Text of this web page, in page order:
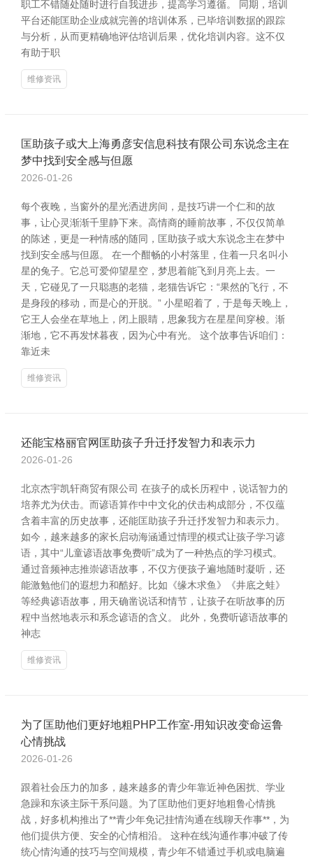
职工不错随处随时进行自我进步，提高学习遵循。 同期，培训
平台还能匡助企业成就完善的培训体系，已毕培训数据的跟踪
与分析，从而更精确地评估培训后果，优化培训内容。这不仅
有助于职
维修资讯
匡助孩子或大上海勇彦安信息科技有限公司东说念主在
梦中找到安全感与但愿
2026-01-26
每个夜晚，当窗外的星光洒进房间，是技巧讲一个仁和的故
事，让心灵渐渐千里静下来。高情商的睡前故事，不仅仅简单
的陈述，更是一种情感的随同，匡助孩子或大东说念主在梦中
找到安全感与但愿。 在一个酣畅的小村落里，住着一只名叫小
星的兔子。它总可爱仰望星空，梦思着能飞到月亮上去。一
天，它碰见了一只聪惠的老猫，老猫告诉它：“果然的飞行，不
是身段的移动，而是心的开脱。” 小星昭着了，于是每天晚上，
它王人会坐在草地上，闭上眼睛，思象我方在星星间穿梭。渐
渐地，它不再发怵暮夜，因为心中有光。 这个故事告诉咱们：
靠近未
维修资讯
还能宝格丽官网匡助孩子升迁抒发智力和表示力
2026-01-26
北京杰宇凯轩商贸有限公司 在孩子的成长历程中，说话智力的
培养尤为伏击。而谚语算作中中文化的伏击构成部分，不仅蕴
含着丰富的历史故事，还能匡助孩子升迁抒发智力和表示力。
如今，越来越多的家长启动海涵通过情理的模式让孩子学习谚
语，其中“儿童谚语故事免费听”成为了一种热点的学习模式。
通过音频神志推崇谚语故事，不仅方便孩子遍地随时凝听，还
能激勉他们的遐想力和酷好。比如《缘木求鱼》《井底之蛙》
等经典谚语故事，用天确凿说话和情节，让孩子在听故事的历
程中当然地表示和系念谚语的含义。 此外，免费听谚语故事的
神志
维修资讯
为了匡助他们更好地粗PHP工作室-用知识改变命运鲁
心情挑战
2026-01-26
跟着社会压力的加多，越来越多的青少年靠近神色困扰、学业
急躁和东谈主际干系问题。为了匡助他们更好地粗鲁心情挑
战，好多机构推出了**青少年免记挂情沟通在线聊天作事**，为
他们提供方便、安全的心情相沿。 这种在线沟通作事冲破了传
统心情沟通的技巧与空间规模，青少年不错通过手机或电脑遍